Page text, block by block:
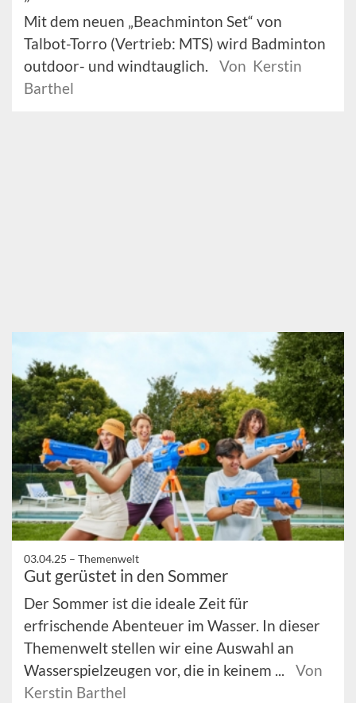
Mit dem neuen „Beachminton Set“ von
Talbot-Torro (Vertrieb: MTS) wird Badminton
outdoor- und windtauglich.
Von Kerstin
Barthel
03.04.25 – Themenwelt
Gut gerüstet in den Sommer
Der Sommer ist die ideale Zeit für
erfrischende Abenteuer im Wasser. In dieser
Themenwelt stellen wir eine Auswahl an
Wasserspielzeugen vor, die in keinem ...
Von
Kerstin Barthel